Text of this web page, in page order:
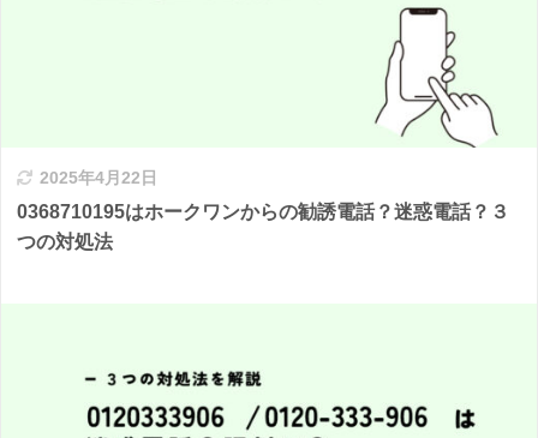
2025年4月22日
0368710195はホークワンからの勧誘電話？迷惑電話？３
つの対処法